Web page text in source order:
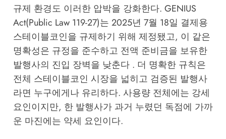
규제 환경도 이러한 압박을 강화한다. GENIUS
Act(Public Law 119-27)는 2025년 7월 18일 결제용
스테이블코인을 규제하기 위해 제정됐고, 이 같은
명확성은 규정을 준수하고 전액 준비금을 보유한
발행사의 진입 장벽을 낮춘다 . 더 명확한 규칙은
전체 스테이블코인 시장을 넓히고 검증된 발행사
라면 누구에게나 유리하다. 사용량 전체에는 강세
요인이지만, 한 발행사가 과거 누렸던 독점에 가까
운 마진에는 약세 요인이다.